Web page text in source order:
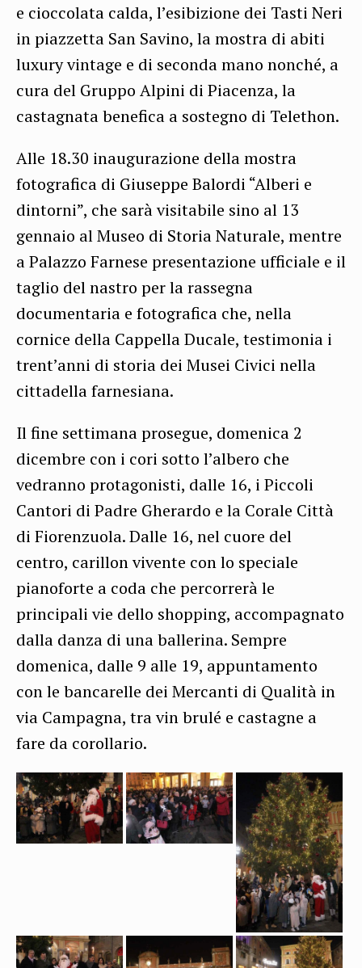
e cioccolata calda, l’esibizione dei Tasti Neri
in piazzetta San Savino, la mostra di abiti
luxury vintage e di seconda mano nonché, a
cura del Gruppo Alpini di Piacenza, la
castagnata benefica a sostegno di Telethon.
Alle 18.30 inaugurazione della mostra
fotografica di Giuseppe Balordi “Alberi e
dintorni”, che sarà visitabile sino al 13
gennaio al Museo di Storia Naturale, mentre
a Palazzo Farnese presentazione ufficiale e il
taglio del nastro per la rassegna
documentaria e fotografica che, nella
cornice della Cappella Ducale, testimonia i
trent’anni di storia dei Musei Civici nella
cittadella farnesiana.
Il fine settimana prosegue, domenica 2
dicembre con i cori sotto l’albero che
vedranno protagonisti, dalle 16, i Piccoli
Cantori di Padre Gherardo e la Corale Città
di Fiorenzuola. Dalle 16, nel cuore del
centro, carillon vivente con lo speciale
pianoforte a coda che percorrerà le
principali vie dello shopping, accompagnato
dalla danza di una ballerina. Sempre
domenica, dalle 9 alle 19, appuntamento
con le bancarelle dei Mercanti di Qualità in
via Campagna, tra vin brulé e castagne a
fare da corollario.